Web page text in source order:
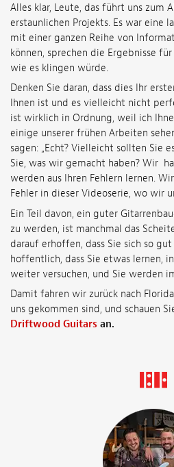
Alles klar, Leute, das führt uns zum
erstaunlichen Projekts. Es war eine
mit einer ganzen Reihe von
können, sprechen die Ergebnisse
wie es klingen würde.
Denken Sie daran, dass dies Ihr
Ihnen ist und es vielleicht nicht
ist wirklich in Ordnung, weil ich
einige unserer frühen Arbeiten
sagen: „Echt? Vielleicht sollten Sie
Sie, was wir gemacht haben? Wir
werden aus Ihren Fehlern lernen.
Fehler in dieser Videoserie, wo wir
Ein Teil davon, ein guter
zu werden, ist manchmal das
darauf erhoffen, dass Sie sich so
hoffentlich, dass Sie etwas lernen,
weiter versuchen, und Sie werden
Damit fahren wir zurück nach
uns gekommen sind, und schauen
Driftwood Guitars an.